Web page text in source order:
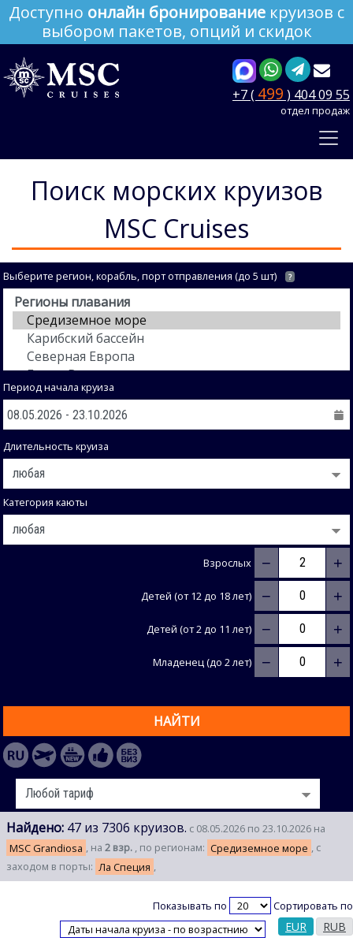
Доступно онлайн бронирование круизов с
выбором пакетов, опций и скидок
+7 ( 499 ) 404 09 55
отдел продаж
Поиск морских круизов
MSC Cruises
Выберите регион, корабль, порт отправления (до 5 шт) ?
Период начала круиза
Длительность круиза
Категория каюты
Взрослых − +
Детей (от 12 до 18 лет) − +
Детей (от 2 до 11 лет) − +
Младенец (до 2 лет) − +
НАЙТИ
Найдено: 47 из 7306 круизов. с 08.05.2026 по 23.10.2026 на
MSC Grandiosa , на 2 взр. , по регионам: Средиземное море , с
заходом в порты: Ла Специя ,
Показывать по Сортировать по
EUR RUB